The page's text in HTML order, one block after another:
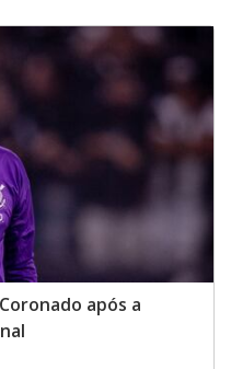
após a